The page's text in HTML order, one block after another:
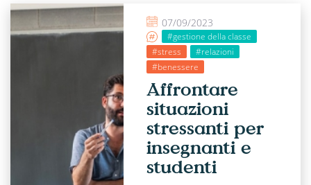
07/09/2023
#gestione della classe
#stress
#relazioni
#benessere
Affrontare
situazioni
stressanti per
insegnanti e
studenti